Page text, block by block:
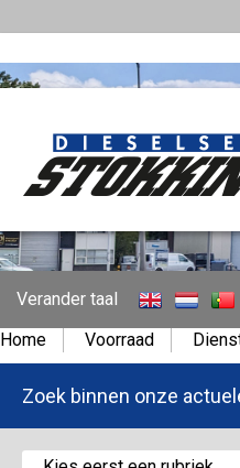
Verander taal
Home
Voorraad
Zoek binnen onze